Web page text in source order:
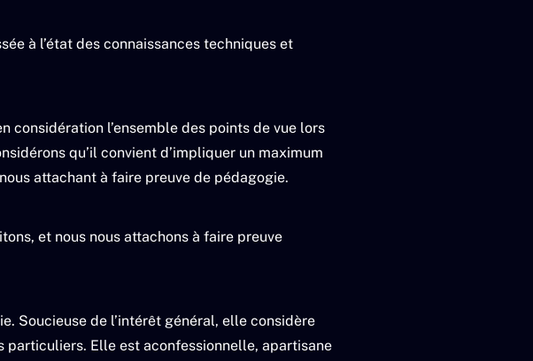
à l’état des connaissances techniques et
considération l’ensemble des points de vue lors
qu’il convient d’impliquer un maximum
attachant à faire preuve de pédagogie.
et nous nous attachons à faire preuve
Soucieuse de l’intérêt général, elle considère
Elle est aconfessionnelle, apartisane